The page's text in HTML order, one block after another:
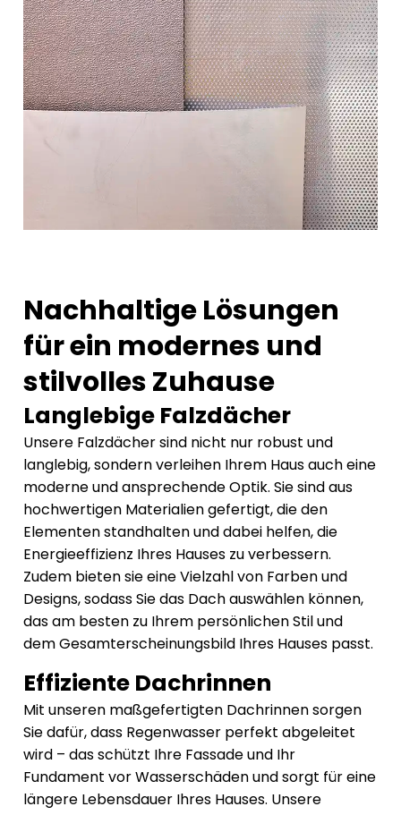
Nachhaltige Lösungen
für ein modernes und
stilvolles Zuhause
Langlebige Falzdächer
Unsere Falzdächer sind nicht nur robust und
langlebig, sondern verleihen Ihrem Haus auch eine
moderne und ansprechende Optik. Sie sind aus
hochwertigen Materialien gefertigt, die den
Elementen standhalten und dabei helfen, die
Energieeffizienz Ihres Hauses zu verbessern.
Zudem bieten sie eine Vielzahl von Farben und
Designs, sodass Sie das Dach auswählen können,
das am besten zu Ihrem persönlichen Stil und
dem Gesamterscheinungsbild Ihres Hauses passt.
Effiziente Dachrinnen
Mit unseren maßgefertigten Dachrinnen sorgen
Sie dafür, dass Regenwasser perfekt abgeleitet
wird – das schützt Ihre Fassade und Ihr
Fundament vor Wasserschäden und sorgt für eine
längere Lebensdauer Ihres Hauses. Unsere